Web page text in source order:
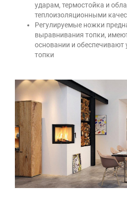
ударам, термостойка и
теплоизоляционными
Регулируемые ножки
выравнивания топки,
основании и обеспечивают
топки